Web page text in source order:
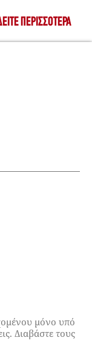
ΠΕΡΙΣΣΌΤΕΡΑ
μόνο υπό
Διαβάστε τους